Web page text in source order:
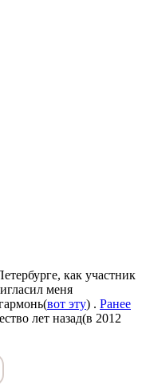
как участник
меня
вот эту) . Ранее
лет назад(в 2012